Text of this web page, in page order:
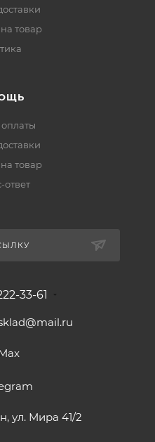
товар
товар
ответ
33-61
ул. Мира 41/2